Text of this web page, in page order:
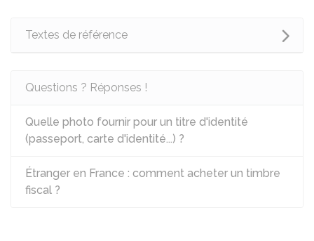
Textes de référence
Questions ? Réponses !
Quelle photo fournir pour un titre d'identité
(passeport, carte d'identité...) ?
Étranger en France : comment acheter un timbre
fiscal ?